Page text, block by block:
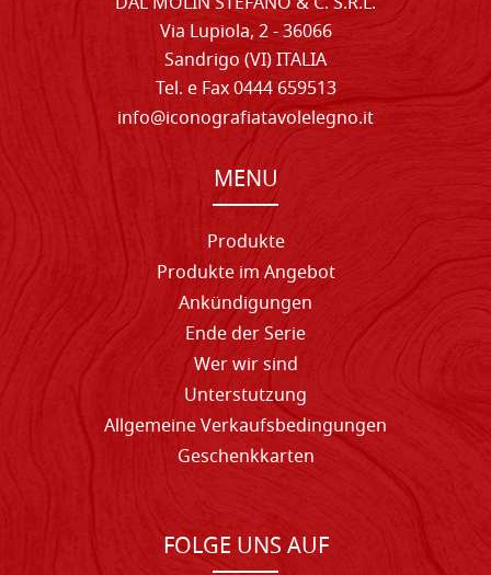
Via Lupiola, 2 - 36066
Sandrigo (VI) ITALIA
Tel. e Fax 0444 659513
info@iconografiatavolelegno.it
MENU
Produkte
Produkte im Angebot
Ankündigungen
Ende der Serie
Wer wir sind
Unterstutzung
Allgemeine Verkaufsbedingungen
Geschenkkarten
FOLGE UNS AUF